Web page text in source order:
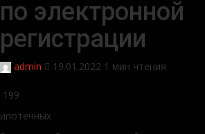
по электронной
регистрации
admin 19.01.2022 1 мин чтения
199
ипотечных